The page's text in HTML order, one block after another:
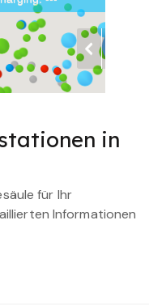
in
für Ihr
Informationen